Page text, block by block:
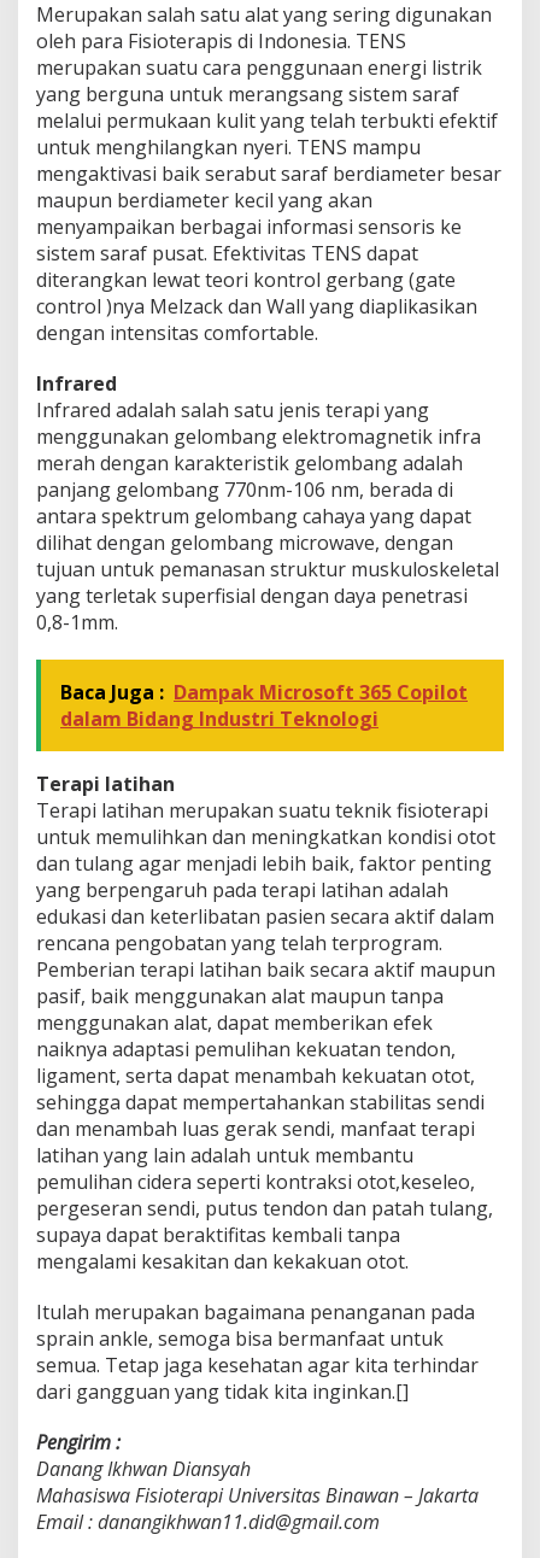
Merupakan salah satu alat yang sering digunakan
oleh para Fisioterapis di Indonesia. TENS
merupakan suatu cara penggunaan energi listrik
yang berguna untuk merangsang sistem saraf
melalui permukaan kulit yang telah terbukti efektif
untuk menghilangkan nyeri. TENS mampu
mengaktivasi baik serabut saraf berdiameter besar
maupun berdiameter kecil yang akan
menyampaikan berbagai informasi sensoris ke
sistem saraf pusat. Efektivitas TENS dapat
diterangkan lewat teori kontrol gerbang (gate
control )nya Melzack dan Wall yang diaplikasikan
dengan intensitas comfortable.
Infrared
Infrared adalah salah satu jenis terapi yang
menggunakan gelombang elektromagnetik infra
merah dengan karakteristik gelombang adalah
panjang gelombang 770nm-106 nm, berada di
antara spektrum gelombang cahaya yang dapat
dilihat dengan gelombang microwave, dengan
tujuan untuk pemanasan struktur muskuloskeletal
yang terletak superfisial dengan daya penetrasi
0,8-1mm.
Baca Juga : Dampak Microsoft 365 Copilot
dalam Bidang Industri Teknologi
Terapi latihan
Terapi latihan merupakan suatu teknik fisioterapi
untuk memulihkan dan meningkatkan kondisi otot
dan tulang agar menjadi lebih baik, faktor penting
yang berpengaruh pada terapi latihan adalah
edukasi dan keterlibatan pasien secara aktif dalam
rencana pengobatan yang telah terprogram.
Pemberian terapi latihan baik secara aktif maupun
pasif, baik menggunakan alat maupun tanpa
menggunakan alat, dapat memberikan efek
naiknya adaptasi pemulihan kekuatan tendon,
ligament, serta dapat menambah kekuatan otot,
sehingga dapat mempertahankan stabilitas sendi
dan menambah luas gerak sendi, manfaat terapi
latihan yang lain adalah untuk membantu
pemulihan cidera seperti kontraksi otot,keseleo,
pergeseran sendi, putus tendon dan patah tulang,
supaya dapat beraktifitas kembali tanpa
mengalami kesakitan dan kekakuan otot.
Itulah merupakan bagaimana penanganan pada
sprain ankle, semoga bisa bermanfaat untuk
semua. Tetap jaga kesehatan agar kita terhindar
dari gangguan yang tidak kita inginkan.[]
Pengirim :
Danang Ikhwan Diansyah
Mahasiswa Fisioterapi Universitas Binawan – Jakarta
Email : danangikhwan11.did@gmail.com